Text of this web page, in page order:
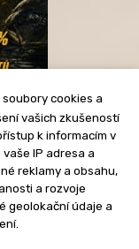
cookies a
vašich zkušeností
k informacím v
IP adresa a
reklamy a obsahu,
a rozvoje
geolokační údaje a